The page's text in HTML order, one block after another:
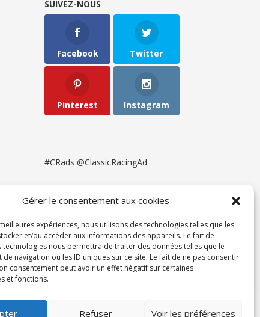
Gérer le consentement aux cookies
expériences, nous utilisons des technologies telles que les
et/ou accéder aux informations des appareils. Le fait de
technologies nous permettra de traiter des données telles que le
navigation ou les ID uniques sur ce site. Le fait de ne pas consentir
consentement peut avoir un effet négatif sur certaines
et fonctions.
Refuser Voir les préférences
SUIVEZ-NOUS
Facebook Twitter
Pinterest Instagram
#CRads @ClassicRacingAd